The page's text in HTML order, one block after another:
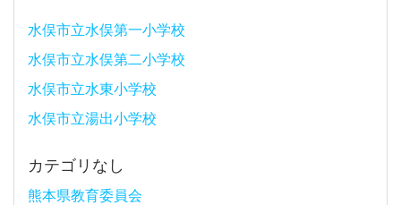
水俣市立水俣第一小学校
水俣市立水俣第二小学校
水俣市立水東小学校
水俣市立湯出小学校
カテゴリなし
熊本県教育委員会